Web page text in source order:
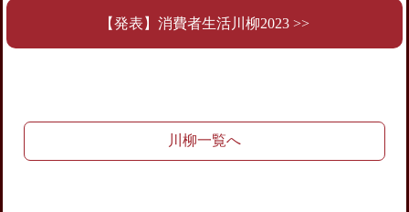
【発表】消費者生活川柳2023 >>
川柳一覧へ